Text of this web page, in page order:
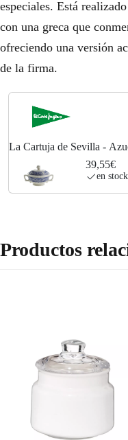
especiales. Está
con una greca que
ofreciendo una versión
de la firma.
La Cartuja de Sevilla -
Cartuja de Sevilla.39,55€
en stock
Productos